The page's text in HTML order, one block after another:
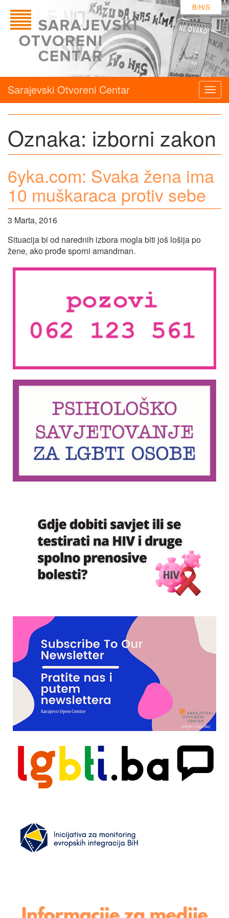
B/H/S
Sarajevski Otvoreni Centar
Oznaka: izborni zakon
6yka.com: Svaka žena ima
10 muškaraca protiv sebe
3 Marta, 2016
Situacija bi od narednih izbora mogla biti još lošija po
žene, ako prođe sporni amandman.